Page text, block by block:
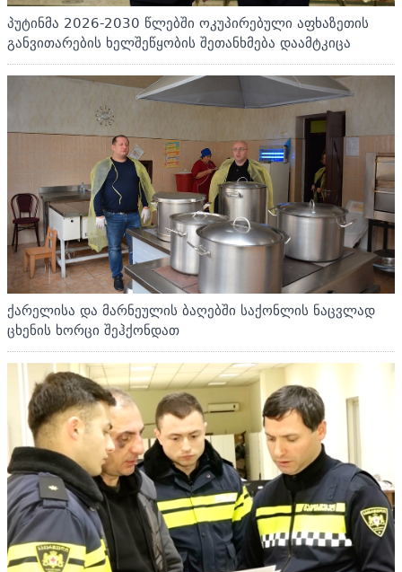
პუტინმა 2026-2030 წლებში ოკუპირებული აფხაზეთის
განვითარების ხელშეწყობის შეთანხმება დაამტკიცა
ქარელისა და მარნეულის ბაღებში საქონლის ნაცვლად
ცხენის ხორცი შეჰქონდათ